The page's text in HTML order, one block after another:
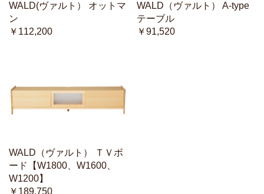
WALD(ヴァルト） オットマ
ン
￥112,200
WALD（ヴァルト） A-type
テーブル
￥91,520
WALD（ヴァルト） ＴＶボ
ード【W1800、W1600、
W1200】
￥189,750